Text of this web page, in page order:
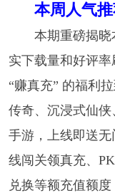
本周人气推
本期重磅揭
实下载量和好评
“赚真充” 的福利
传奇、沉浸式仙
手游，上线即送
线闯关领真充、
兑换等额充值额